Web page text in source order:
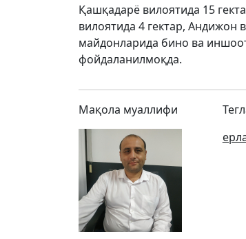
Қашқадарё вилоятида 15
вилоятида 4 гектар, Андижон
майдонларида бино ва
фойдаланилмоқда.
Мақола муаллифи